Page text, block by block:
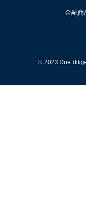
金融商
© 2023 Due